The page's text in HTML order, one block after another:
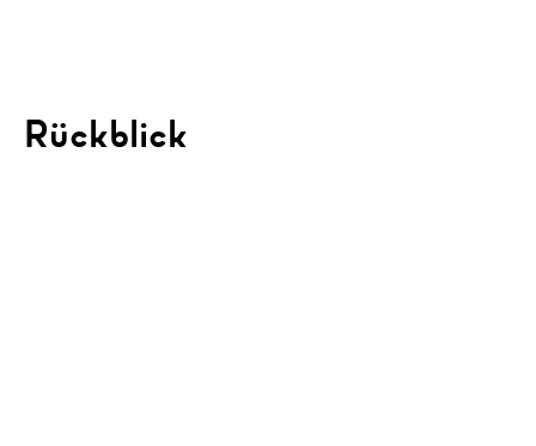
Rückblick